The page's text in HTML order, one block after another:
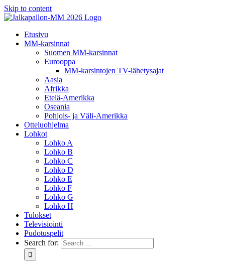
Skip to content
Etusivu
MM-karsinnat
Suomen MM-karsinnat
Eurooppa
MM-karsintojen TV-lähetysajat
Aasia
Afrikka
Etelä-Amerikka
Oseania
Pohjois- ja Väli-Amerikka
Otteluohjelma
Lohkot
Lohko A
Lohko B
Lohko C
Lohko D
Lohko E
Lohko F
Lohko G
Lohko H
Tulokset
Televisiointi
Pudotuspelit
Search for: